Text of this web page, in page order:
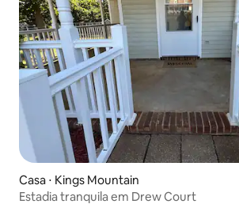
Casa ⋅ Kings Mountain
Estadia tranquila em Drew Court